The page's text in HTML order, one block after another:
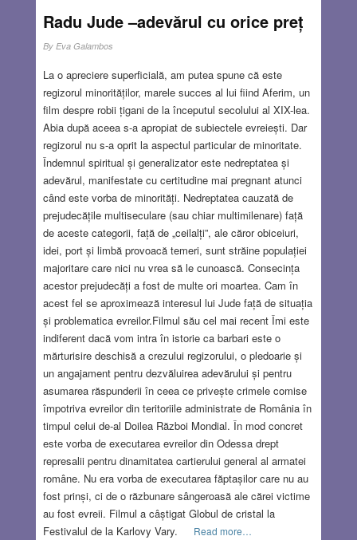
Radu Jude –adevărul cu orice preț
By Eva Galambos
La o apreciere superficială, am putea spune că este
regizorul minorităților, marele succes al lui fiind Aferim, un
film despre robii țigani de la începutul secolului al XIX-lea.
Abia după aceea s-a apropiat de subiectele evreiești. Dar
regizorul nu s-a oprit la aspectul particular de minoritate.
Îndemnul spiritual și generalizator este nedreptatea și
adevărul, manifestate cu certitudine mai pregnant atunci
când este vorba de minorități. Nedreptatea cauzată de
prejudecățile multiseculare (sau chiar multimilenare) față
de aceste categorii, față de „ceilalți”, ale căror obiceiuri,
idei, port și limbă provoacă temeri, sunt străine populației
majoritare care nici nu vrea să le cunoască. Consecința
acestor prejudecăți a fost de multe ori moartea. Cam în
acest fel se aproximează interesul lui Jude față de situația
și problematica evreilor.Filmul său cel mai recent Îmi este
indiferent dacă vom intra în istorie ca barbari este o
mărturisire deschisă a crezului regizorului, o pledoarie și
un angajament pentru dezvăluirea adevărului și pentru
asumarea răspunderii în ceea ce privește crimele comise
împotriva evreilor din teritoriile administrate de România în
timpul celui de-al Doilea Război Mondial. În mod concret
este vorba de executarea evreilor din Odessa drept
represalii pentru dinamitatea cartierului general al armatei
române. Nu era vorba de executarea făptașilor care nu au
fost prinși, ci de o răzbunare sângeroasă ale cărei victime
au fost evreii. Filmul a câștigat Globul de cristal la
Festivalul de la Karlovy Vary.
Read more…